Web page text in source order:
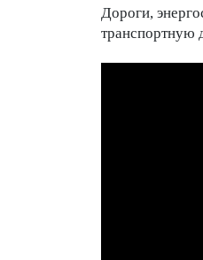
Дороги,
транспортную